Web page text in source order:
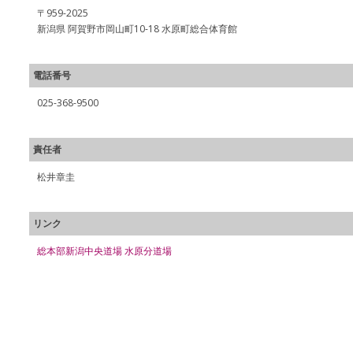
〒959-2025
新潟県 阿賀野市岡山町10-18 水原町総合体育館
電話番号
025-368-9500
責任者
松井章圭
リンク
総本部新潟中央道場 水原分道場